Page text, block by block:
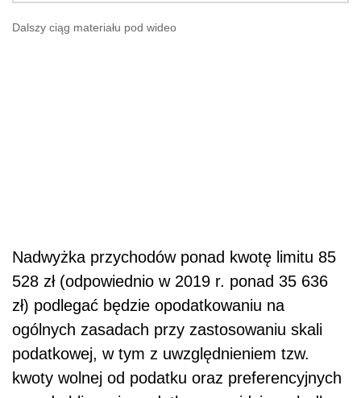
Dalszy ciąg materiału pod wideo
Nadwyżka przychodów ponad kwotę limitu 85
528 zł (odpowiednio w 2019 r. ponad 35 636
zł) podlegać będzie opodatkowaniu na
ogólnych zasadach przy zastosowaniu skali
podatkowej, w tym z uwzględnieniem tzw.
kwoty wolnej od podatku oraz preferencyjnych